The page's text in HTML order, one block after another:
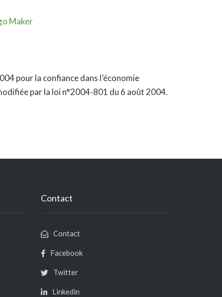
Maker
pour la confiance dans l’économie
par la loi n°2004-801 du 6 août 2004.
Contact
Contact
Facebook
Twitter
Linkedin